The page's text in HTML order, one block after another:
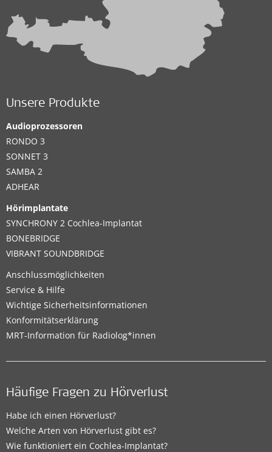
Unsere Produkte
Audioprozessoren
RONDO 3
SONNET 3
SAMBA 2
ADHEAR
Hörimplantate
SYNCHRONY 2 Cochlea-Implantat
BONEBRIDGE
VIBRANT SOUNDBRIDGE
Anschlussmöglichkeiten
Service & Hilfe
Wichtige Sicherheitsinformationen
Konformitätserklärung
MRT-Information für Radiolog*innen
Häufige Fragen zu Hörverlust
Habe ich einen Hörverlust?
Welche Arten von Hörverlust gibt es?
Wie funktioniert ein Cochlea-Implantat?